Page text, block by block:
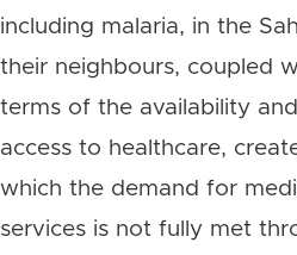
including malaria, in the
their neighbours, coupled
terms of the availability
access to healthcare,
which the demand for
services is not fully met